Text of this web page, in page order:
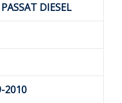
DIESEL
2010